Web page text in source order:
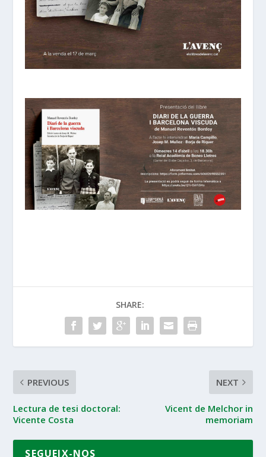
SHARE:
PREVIOUS
Lectura de tesi doctoral:
Vicente Costa
NEXT
Vicent de Melchor in
memoriam
SEGUEIX-NOS